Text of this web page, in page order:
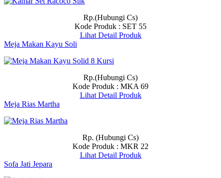
Rp.(Hubungi Cs)
Kode Produk : SET 55
Lihat Detail Produk
Meja Makan Kayu Soli
Rp.(Hubungi Cs)
Kode Produk : MKA 69
Lihat Detail Produk
Meja Rias Martha
Rp. (Hubungi Cs)
Kode Produk : MKR 22
Lihat Detail Produk
Sofa Jati Jepara